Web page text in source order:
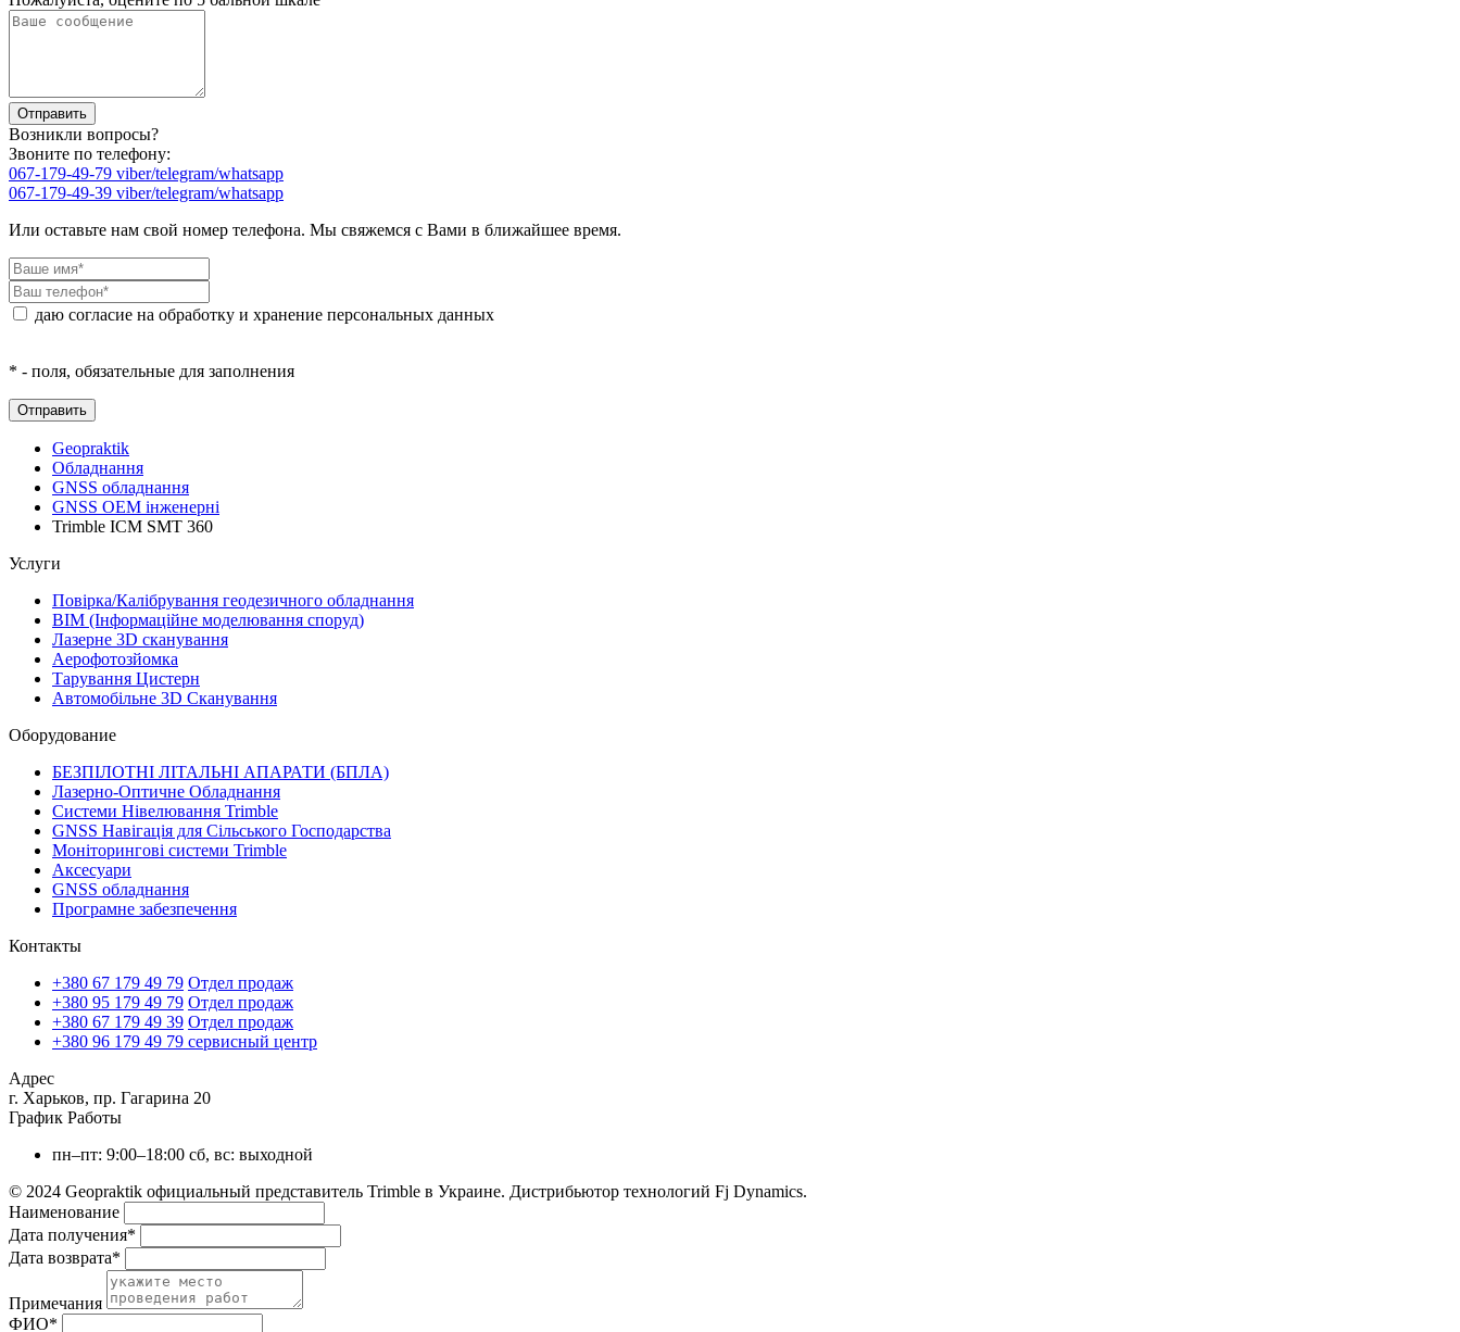
Возникли вопросы?
Звоните по телефону:
067-179-49-79 viber/telegram/whatsapp
067-179-49-39 viber/telegram/whatsapp
Или оставьте нам свой номер телефона. Мы свяжемся с Вами в ближайшее время.
даю согласие на обработку и хранение персональных данных
* - поля, обязательные для заполнения
Geopraktik
Обладнання
GNSS обладнання
GNSS ОЕМ інженерні
Trimble ICM SMT 360
Услуги
Повірка/Калібрування геодезичного обладнання
BIM (Інформаційне моделювання споруд)
Лазерне 3D сканування
Аерофотозйомка
Тарування Цистерн
Автомобільне 3D Сканування
Оборудование
БЕЗПІЛОТНІ ЛІТАЛЬНІ АПАРАТИ (БПЛА)
Лазерно-Оптичне Обладнання
Системи Нівелювання Trimble
GNSS Навігація для Сільського Господарства
Моніторингові системи Trimble
Аксесуари
GNSS обладнання
Програмне забезпечення
Контакты
+380 67 179 49 79 Отдел продаж
+380 95 179 49 79 Отдел продаж
+380 67 179 49 39 Отдел продаж
+380 96 179 49 79 сервисный центр
Адрес
г. Харьков, пр. Гагарина 20
График Работы
пн–пт: 9:00–18:00 сб, вс: выходной
© 2024 Geopraktik официальный представитель Trimble в Украине. Дистрибьютор технологий Fj Dynamics.
Наименование
Дата получения*
Дата возврата*
Примечания
ФИО*